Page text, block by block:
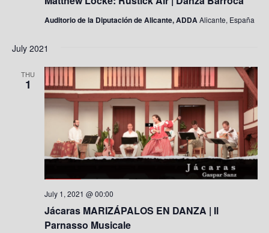
Auditorio de la Diputación de Alicante, ADDAAlicante, España
July 2021
THU
1
Jácaras MARIZÁPALOS EN DANZA | Il
Parnasso Musicale
July 1, 2021 @ 00:00